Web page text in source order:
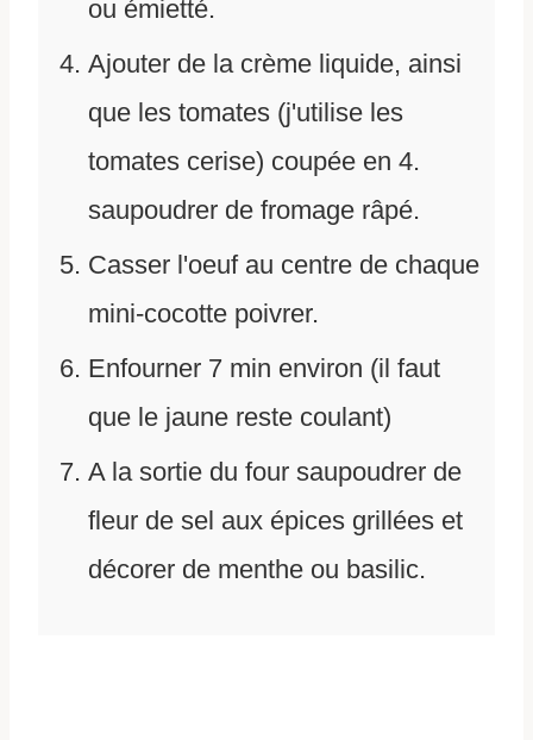
ou émietté.
Ajouter de la crème liquide, ainsi
que les tomates (j'utilise les
tomates cerise) coupée en 4.
saupoudrer de fromage râpé.
Casser l'oeuf au centre de chaque
mini-cocotte poivrer.
Enfourner 7 min environ (il faut
que le jaune reste coulant)
A la sortie du four saupoudrer de
fleur de sel aux épices grillées et
décorer de menthe ou basilic.